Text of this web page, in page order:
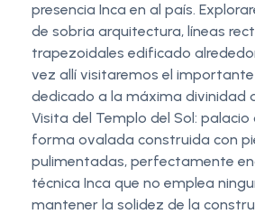
presencia Inca en al país.
de sobria arquitectura, líneas
trapezoidales edificado
vez allí visitaremos el
dedicado a la máxima divinidad
Visita del Templo del Sol: palacio
forma ovalada construida con
pulimentadas, perfectamente
técnica Inca que no emplea
mantener la solidez de la